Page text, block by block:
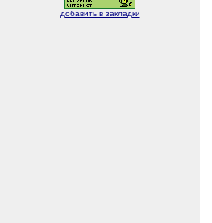
добавить в закладки